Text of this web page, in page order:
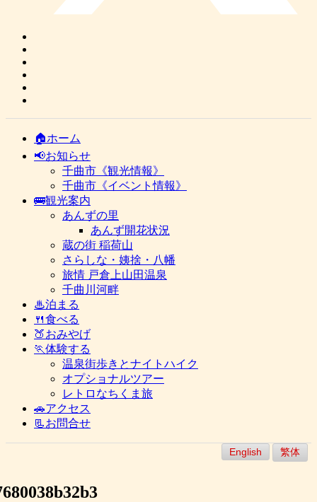
🏠ホーム
📢お知らせ
千曲市《観光情報》
千曲市《イベント情報》
🚌観光案内
あんずの里
あんず開花状況
蔵の街 稲荷山
さらしな・姨捨・八幡
旅情 戸倉上山田温泉
千曲川河畔
♨泊まる
🍴食べる
🍑おみやげ
🏃体験する
温泉街歩きとナイトハイク
オプショナルツアー
レトロなちくま旅
🚗アクセス
📃お問合せ
English 繁体